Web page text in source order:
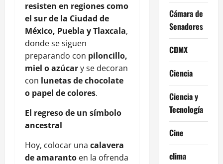
resisten en regiones como
el sur de la Ciudad de
México, Puebla y Tlaxcala,
donde se siguen
preparando con piloncillo,
miel o azúcary se decoran
con lunetas de chocolate
o papel de colores.
El regreso de un símbolo
ancestral
Hoy, colocar una calavera
de amaranto en la ofrenda
Cámara de
Senadores
CDMX
Ciencia
Ciencia y
Tecnología
Cine
clima